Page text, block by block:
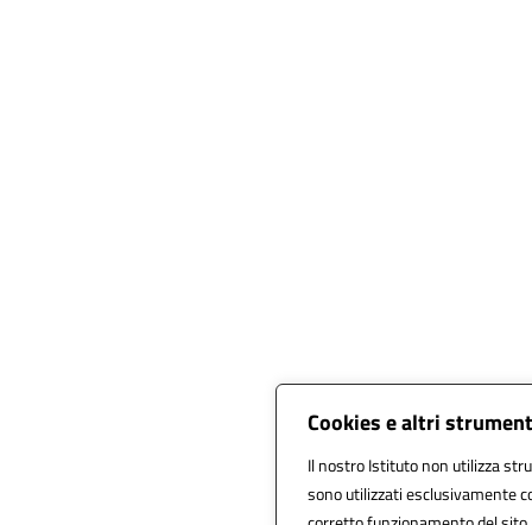
Cookies e altri
Il nostro Istituto non utilizza
sono utilizzati esclusivamente